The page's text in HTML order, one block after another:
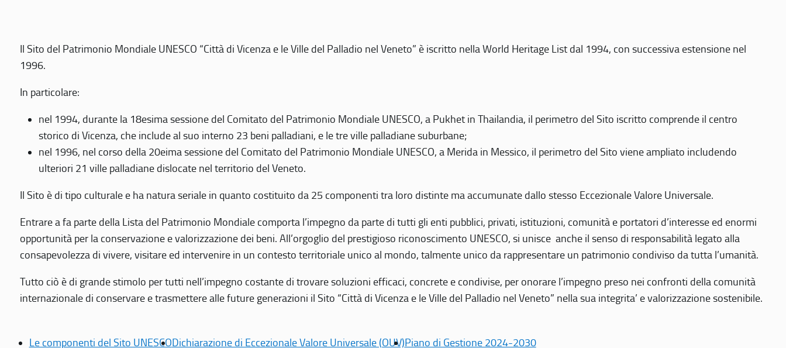
Il Sito del Patrimonio Mondiale UNESCO “Città di Vicenza e le Ville del Palladio nel Veneto” è iscritto nella World Heritage List dal 1994, con successiva estensione nel
1996.
In particolare:
nel 1994, durante la 18esima sessione del Comitato del Patrimonio Mondiale UNESCO, a Pukhet in Thailandia, il perimetro del Sito iscritto comprende il centro
storico di Vicenza, che include al suo interno 23 beni palladiani, e le tre ville palladiane suburbane;
nel 1996, nel corso della 20eima sessione del Comitato del Patrimonio Mondiale UNESCO, a Merida in Messico, il perimetro del Sito viene ampliato includendo
ulteriori 21 ville palladiane dislocate nel territorio del Veneto.
Il Sito è di tipo culturale e ha natura seriale in quanto costituito da 25 componenti tra loro distinte ma accumunate dallo stesso Eccezionale Valore Universale.
Entrare a fa parte della Lista del Patrimonio Mondiale comporta l’impegno da parte di tutti gli enti pubblici, privati, istituzioni, comunità e portatori d’interesse ed enormi
opportunità per la conservazione e valorizzazione dei beni. All’orgoglio del prestigioso riconoscimento UNESCO, si unisce anche il senso di responsabilità legato alla
consapevolezza di vivere, visitare ed intervenire in un contesto territoriale unico al mondo, talmente unico da rappresentare un patrimonio condiviso da tutta l’umanità.
Tutto ciò è di grande stimolo per tutti nell’impegno costante di trovare soluzioni efficaci, concrete e condivise, per onorare l’impegno preso nei confronti della comunità
internazionale di conservare e trasmettere alle future generazioni il Sito “Città di Vicenza e le Ville del Palladio nel Veneto” nella sua integrita’ e valorizzazione sostenibile.
Le componenti del Sito UNESCODichiarazione di Eccezionale Valore Universale (OUV)Piano di Gestione 2024-2030